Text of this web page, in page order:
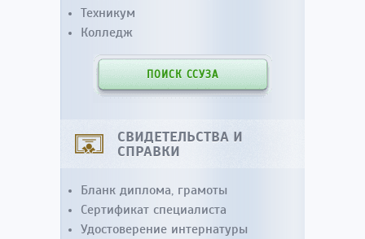
Техникум
Колледж
ПОИСК ССУЗА
СВИДЕТЕЛЬСТВА И
СПРАВКИ
Бланк диплома, грамоты
Сертификат специалиста
Удостоверение интернатуры